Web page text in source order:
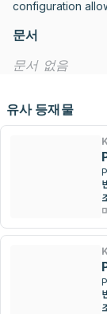
configuration
문서
문서 없음
유사 등재물